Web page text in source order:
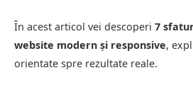
În acest articol vei descoperi 7
website modern și responsive,
orientate spre rezultate reale.